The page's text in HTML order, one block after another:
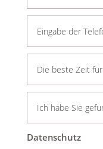
Daten­schutz